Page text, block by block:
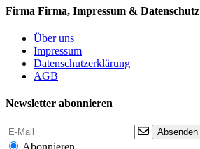
Firma Firma, Impressum & Datenschutz
Über uns
Impressum
Datenschutzerklärung
AGB
Newsletter abonnieren
Absenden